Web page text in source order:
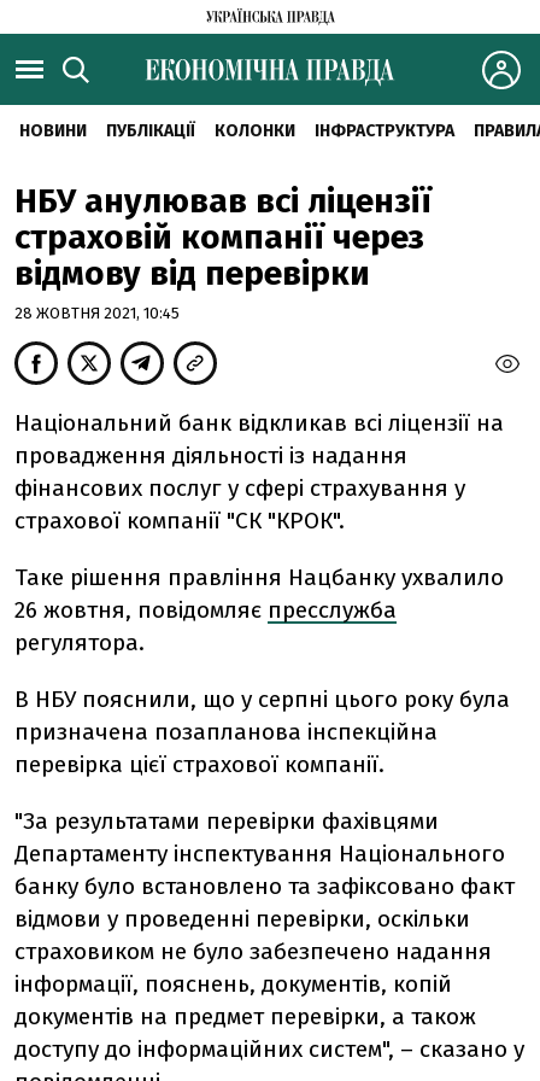
НОВИНИ ПУБЛІКАЦІЇ КОЛОНКИ ІНФРАСТРУКТУРА
НБУ анулював всі ліцензії
страховій компанії через
відмову від перевірки
28 ЖОВТНЯ 2021, 10:45
Національний банк відкликав всі ліцензії на
провадження діяльності із надання
фінансових послуг у сфері страхування у
страхової компанії "СК "КРОК".
Таке рішення правління Нацбанку ухвалило
26 жовтня, повідомляє пресслужба
регулятора.
В НБУ пояснили, що у серпні цього року була
призначена позапланова інспекційна
перевірка цієї страхової компанії.
"За результатами перевірки фахівцями
Департаменту інспектування Національного
банку було встановлено та зафіксовано факт
відмови у проведенні перевірки, оскільки
страховиком не було забезпечено надання
інформації, пояснень, документів, копій
документів на предмет перевірки, а також
доступу до інформаційних систем", – сказано у